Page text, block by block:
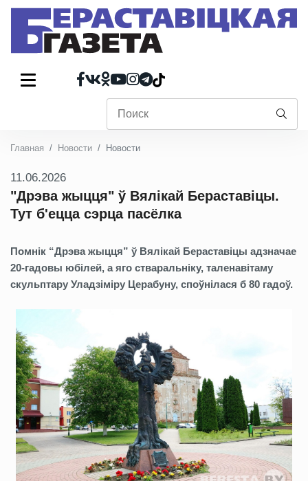
Главная Новости Новости
11.06.2026
"Дрэва жыцця" ў Вялікай Бераставіцы.
Тут б'ецца сэрца пасёлка
Помнік “Дрэва жыцця” ў Вялікай Бераставіцы адзначае
20-гадовы юбілей, а яго стваральніку, таленавітаму
скульптару Уладзіміру Церабуну, споўнілася б 80 гадоў.